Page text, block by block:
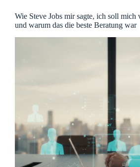
Wie Steve Jobs mir sagte, ich soll mich
und warum das die beste Beratung war